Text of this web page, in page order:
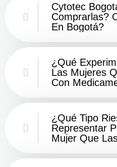
Cytotec
Comprarlas?
En Bogotá?
¿Qué
Las Mujeres
Con
¿Qué Tipo
Representar
Mujer Que